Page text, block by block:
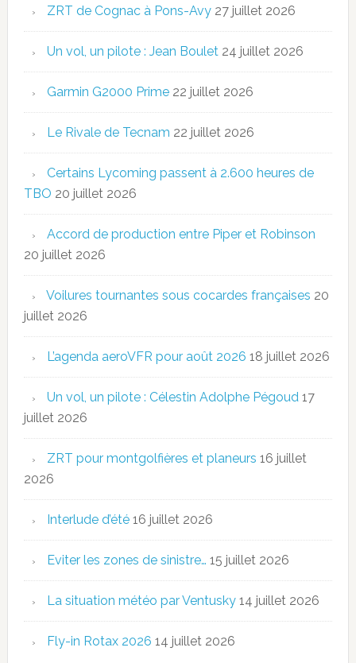
ZRT de Cognac à Pons-Avy 27 juillet 2026
Un vol, un pilote : Jean Boulet 24 juillet 2026
Garmin G2000 Prime 22 juillet 2026
Le Rivale de Tecnam 22 juillet 2026
Certains Lycoming passent à 2.600 heures de
TBO 20 juillet 2026
Accord de production entre Piper et Robinson
20 juillet 2026
Voilures tournantes sous cocardes françaises 20
juillet 2026
L’agenda aeroVFR pour août 2026 18 juillet 2026
Un vol, un pilote : Célestin Adolphe Pégoud 17
juillet 2026
ZRT pour montgolfières et planeurs 16 juillet
2026
Interlude d’été 16 juillet 2026
Eviter les zones de sinistre… 15 juillet 2026
La situation météo par Ventusky 14 juillet 2026
Fly-in Rotax 2026 14 juillet 2026